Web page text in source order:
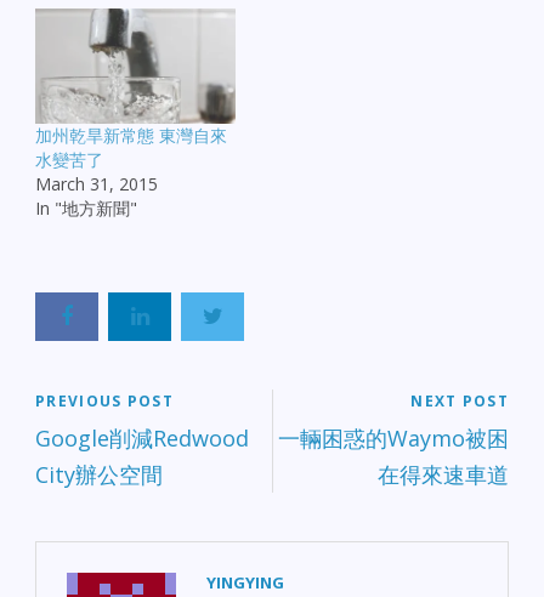
加州乾旱新常態 東灣自來
水變苦了
March 31, 2015
In "地方新聞"
PREVIOUS POST
Google削減Redwood
City辦公空間
NEXT POST
一輛困惑的Waymo被困
在得來速車道
YINGYING